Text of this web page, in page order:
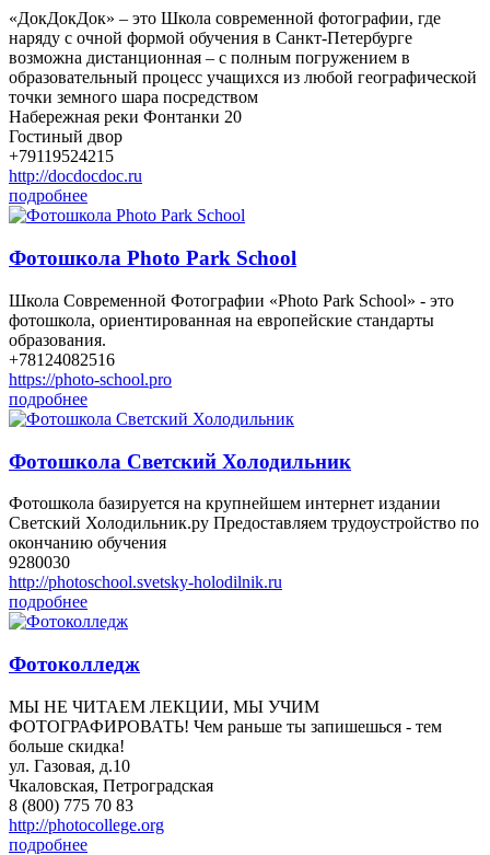
«ДокДокДок» – это Школа современной фотографии, где
наряду с очной формой обучения в Санкт-Петербурге
возможна дистанционная – с полным погружением в
образовательный процесс учащихся из любой географической
точки земного шара посредством
Набережная реки Фонтанки 20
Гостиный двор
+79119524215
http://docdocdoc.ru
подробнее
Фотошкола Photo Park School
Школа Современной Фотографии «Photo Park School» - это
фотошкола, ориентированная на европейские стандарты
образования.
+78124082516
https://photo-school.pro
подробнее
Фотошкола Светский Холодильник
Фотошкола базируется на крупнейшем интернет издании
Светский Холодильник.ру Предоставляем трудоустройство по
окончанию обучения
9280030
http://photoschool.svetsky-holodilnik.ru
подробнее
Фотоколледж
МЫ НЕ ЧИТАЕМ ЛЕКЦИИ, МЫ УЧИМ
ФОТОГРАФИРОВАТЬ! Чем раньше ты запишешься - тем
больше скидка!
ул. Газовая, д.10
Чкаловская, Петроградская
8 (800) 775 70 83
http://photocollege.org
подробнее